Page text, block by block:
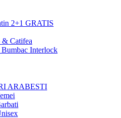
2+1 GRATIS
& Catifea
Interlock
ARABESTI